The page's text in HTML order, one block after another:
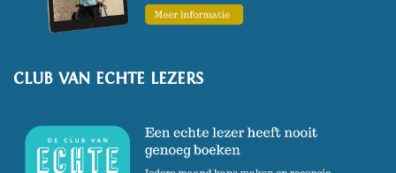
CLUB VAN ECHTE LEZERS